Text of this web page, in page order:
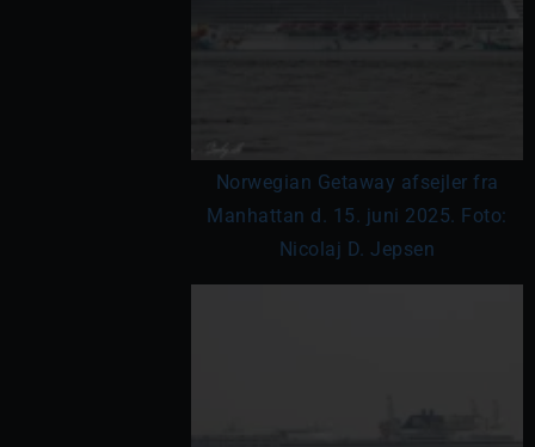
Norwegian Getaway afsejler fra
Manhattan d. 15. juni 2025. Foto:
Nicolaj D. Jepsen